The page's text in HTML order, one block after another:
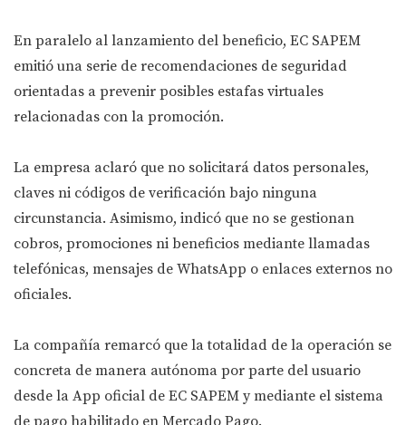
En paralelo al lanzamiento del beneficio, EC SAPEM
emitió una serie de recomendaciones de seguridad
orientadas a prevenir posibles estafas virtuales
relacionadas con la promoción.
La empresa aclaró que no solicitará datos personales,
claves ni códigos de verificación bajo ninguna
circunstancia. Asimismo, indicó que no se gestionan
cobros, promociones ni beneficios mediante llamadas
telefónicas, mensajes de WhatsApp o enlaces externos no
oficiales.
La compañía remarcó que la totalidad de la operación se
concreta de manera autónoma por parte del usuario
desde la App oficial de EC SAPEM y mediante el sistema